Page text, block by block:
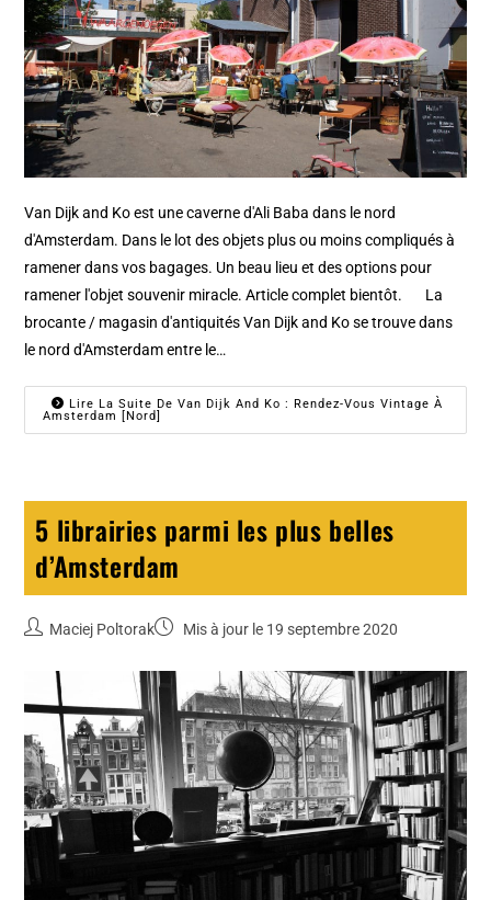
Van Dijk and Ko est une caverne d'Ali Baba dans le nord
d'Amsterdam. Dans le lot des objets plus ou moins compliqués à
ramener dans vos bagages. Un beau lieu et des options pour
ramener l'objet souvenir miracle. Article complet bientôt. La
brocante / magasin d'antiquités Van Dijk and Ko se trouve dans
le nord d'Amsterdam entre le…
Lire La Suite De Van Dijk And Ko : Rendez-Vous Vintage À
Amsterdam [Nord]
5 librairies parmi les plus belles
d’Amsterdam
Maciej Poltorak Mis à jour le 19 septembre 2020